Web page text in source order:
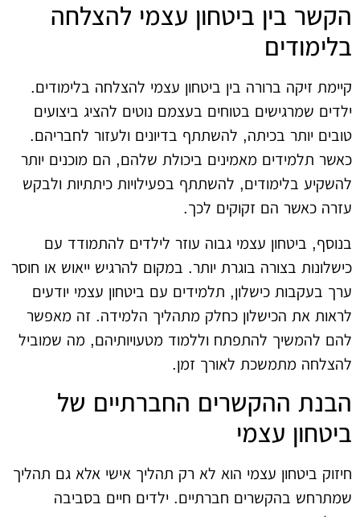
הקשר בין ביטחון עצמי להצלחה
בלימודים
קיימת זיקה ברורה בין ביטחון עצמי להצלחה בלימודים.
ילדים שמרגישים בטוחים בעצמם נוטים להציג ביצועים
טובים יותר בכיתה, להשתתף בדיונים ולעזור לחבריהם.
כאשר תלמידים מאמינים ביכולת שלהם, הם מוכנים יותר
להשקיע בלימודים, להשתתף בפעילויות כיתתיות ולבקש
עזרה כאשר הם זקוקים לכך.
בנוסף, ביטחון עצמי גבוה עוזר לילדים להתמודד עם
כישלונות בצורה בוגרת יותר. במקום להרגיש ייאוש או חוסר
ערך בעקבות כישלון, תלמידים עם ביטחון עצמי יודעים
לראות את הכישלון כחלק מתהליך הלמידה. זה מאפשר
להם להמשיך להתפתח וללמוד מטעויותיהם, מה שמוביל
להצלחה מתמשכת לאורך זמן.
הבנת ההקשרים החברתיים של
ביטחון עצמי
חיזוק ביטחון עצמי הוא לא רק תהליך אישי אלא גם תהליך
שמתרחש בהקשרים חברתיים. ילדים חיים בסביבה